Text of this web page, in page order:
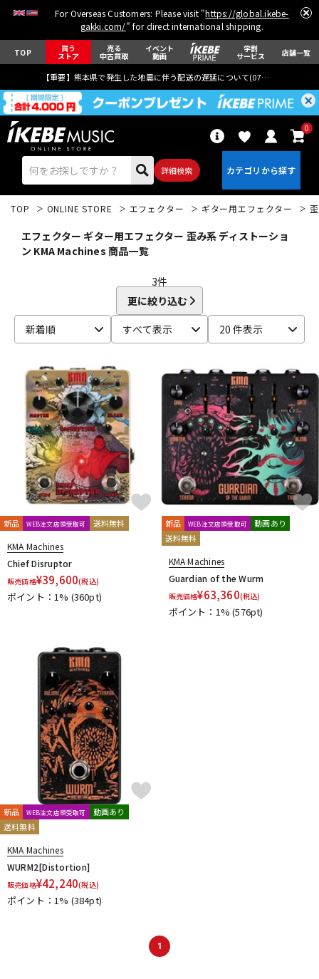
For Overseas Customers: Please visit "https://global.ikebe-
gakki.com/" for direct international shipping.
TOP 買う
ストア
売る
中古買取
イベント
動画
学割
サービス 店舗一覧
【重要】熊本県で発生した地震に伴う配送の遅延について(07月29日
詳細検索
0
ベース ウクレレ
ドラム パーカッション
キーボード 電子ピアノ
管楽器 その他楽器
アンプ
DJ機器 DTM
DTM オンライン納品
配信/ライブ機器
中古
TOP ONLINE STORE エフェクター ギター用エフェクター
エフェクター ギター用エフェクター 歪み系 ディストーショ
ン KMA Machines 商品一覧
3件
更に絞り込む
新着順
すべて表示 20 件表示
新品 WEB注文店頭受取可 送料無料
KMA Machines
Chief Disruptor
販売価格¥39,600(税込)
ポイント：1% (360pt)
新品 WEB注文店頭受取可
動画あり
送料無料
KMA Machines
Guardian of the Wurm
販売価格¥63,360(税込)
ポイント：1%(576pt)
新品 WEB注文店頭受取可
動画あり
送料無料
KMA Machines
WURM2[Distortion]
販売価格¥42,240(税込)
ポイント：1% (384pt)
1